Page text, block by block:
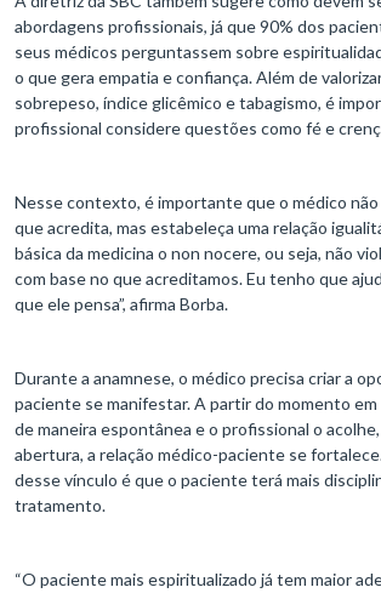
abordagens profissionais, já que 90% dos
seus médicos perguntassem sobre
o que gera empatia e confiança. Além de
sobrepeso, índice glicêmico e tabagismo, é
profissional considere questões como fé e
Nesse contexto, é importante que o médico não
que acredita, mas estabeleça uma relação
básica da medicina o non nocere, ou seja, não
com base no que acreditamos. Eu tenho que
que ele pensa”, afirma Borba.
Durante a anamnese, o médico precisa criar a
paciente se manifestar. A partir do momento em
de maneira espontânea e o profissional o
abertura, a relação médico-paciente se
desse vínculo é que o paciente terá mais
tratamento.
“O paciente mais espiritualizado já tem maior